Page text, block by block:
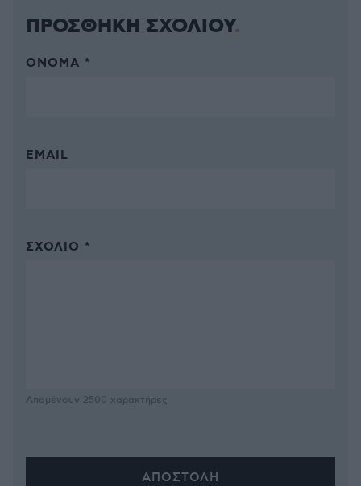
ΠΡΟΣΘΗΚΗ ΣΧΟΛΙΟΥ
ΌΝΟΜΑ *
EMAIL
ΣΧΌΛΙΟ *
Απομένουν 2500 χαρακτήρες